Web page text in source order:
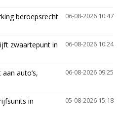
06-08-2026 10:47
beroepsrecht
06-08-2026 10:24
zwaartepunt in
06-08-2026 09:25
auto’s,
05-08-2026 15:18
in